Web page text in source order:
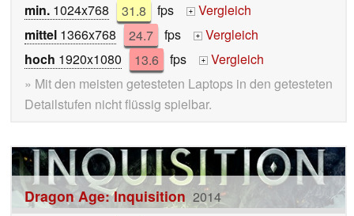
min. 1024x768 31.8 fps +
Vergleich
mittel 1366x768 24.7 fps +
Vergleich
hoch 1920x1080 13.6 fps +
Vergleich
» Mit den meisten getesteten Laptops in den getesteten
Detailstufen nicht flüssig spielbar.
Dragon Age: Inquisition 2014